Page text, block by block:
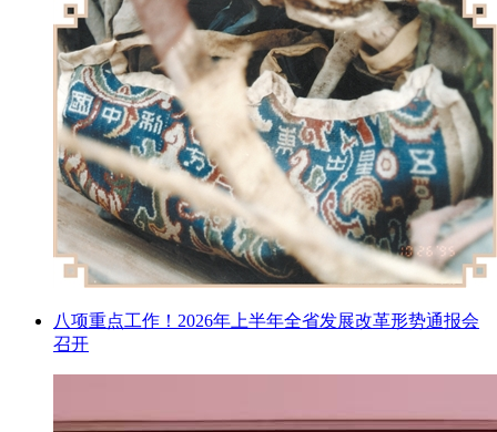
八项重点工作！2026年上半年全省发展改革形势通报会
召开